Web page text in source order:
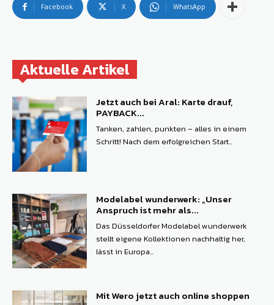
Facebook X WhatsApp
Aktuelle Artikel
Jetzt auch bei Aral: Karte drauf,
PAYBACK...
Tanken, zahlen, punkten – alles in einem
Schritt! Nach dem erfolgreichen Start...
Modelabel wunderwerk: „Unser
Anspruch ist mehr als...
Das Düsseldorfer Modelabel wunderwerk
stellt eigene Kollektionen nachhaltig her,
lässt in Europa...
Mit Wero jetzt auch online shoppen